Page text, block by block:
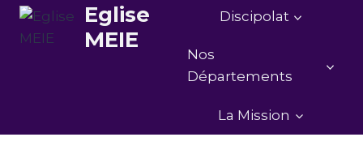
Eglise
MEIE
Discipolat
Nos
Départements
La Mission
sur le bouton
pour suivre le